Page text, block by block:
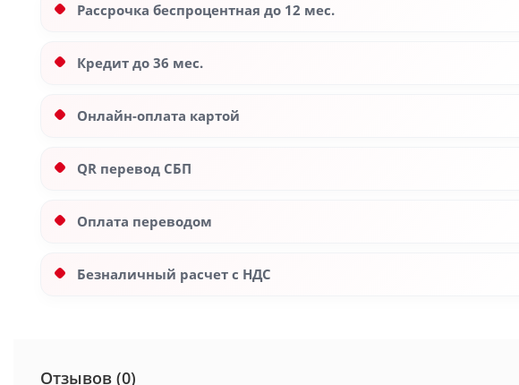
Рассрочка беспроцентная до 12 мес.
Кредит до 36 мес.
Онлайн-оплата картой
QR перевод СБП
Оплата переводом
Безналичный расчет с НДС
Отзывов (0)